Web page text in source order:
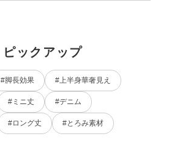
ピックアップ
#脚長効果 #上半身華奢見え
#ミニ丈 #デニム
#ロング丈 #とろみ素材